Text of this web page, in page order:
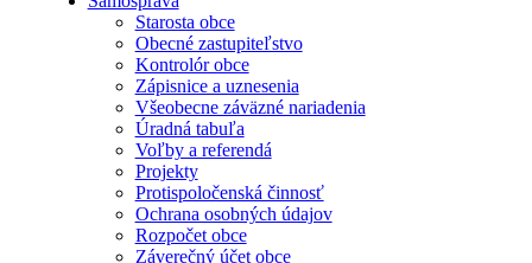
Starosta obce
Obecné zastupiteľstvo
Kontrolór obce
Zápisnice a uznesenia
Všeobecne záväzné nariadenia
Úradná tabuľa
Voľby a referendá
Projekty
Protispoločenská činnosť
Ochrana osobných údajov
Rozpočet obce
Záverečný účet obce